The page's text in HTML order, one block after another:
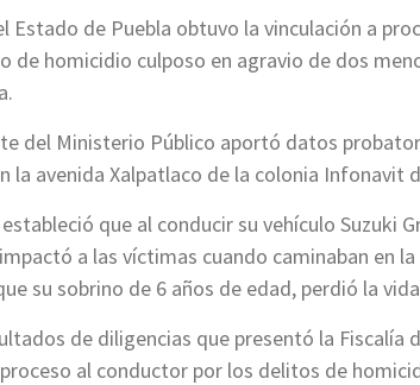
Estado de Puebla obtuvo la vinculación a
de homicidio culposo en agravio de dos
del Ministerio Público aportó datos
la avenida Xalpatlaco de la colonia Infonavit
que al conducir su vehículo Suzuki
a las víctimas cuando caminaban en
su sobrino de 6 años de edad, perdió la
de diligencias que presentó la Fiscalía
al conductor por los delitos de